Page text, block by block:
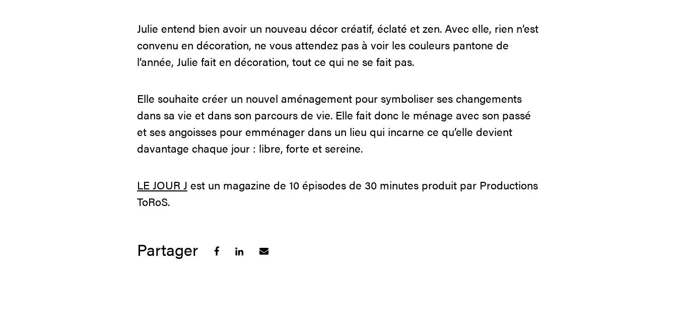
Julie entend bien avoir un nouveau décor créatif, éclaté et zen. Avec elle, rien n’est
convenu en décoration, ne vous attendez pas à voir les couleurs pantone de
l’année, Julie fait en décoration, tout ce qui ne se fait pas.
Elle souhaite créer un nouvel aménagement pour symboliser ses changements
dans sa vie et dans son parcours de vie. Elle fait donc le ménage avec son passé
et ses angoisses pour emménager dans un lieu qui incarne ce qu’elle devient
davantage chaque jour : libre, forte et sereine.
LE JOUR J est un magazine de 10 épisodes de 30 minutes produit par Productions
ToRoS.
Partager